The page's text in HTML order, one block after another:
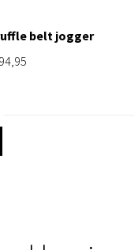
belt jogger
94,95